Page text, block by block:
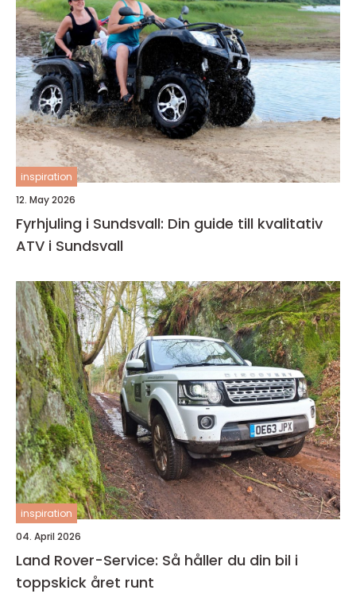
inspiration
12. May 2026
Fyrhjuling i Sundsvall: Din guide till kvalitativ
ATV i Sundsvall
inspiration
04. April 2026
Land Rover-Service: Så håller du din bil i
toppskick året runt